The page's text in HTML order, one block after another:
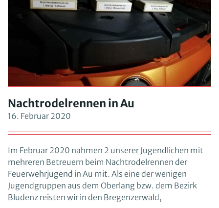
Nachtrodelrennen in Au
16. Februar 2020
Im Februar 2020 nahmen 2 unserer Jugendlichen mit
mehreren Betreuern beim Nachtrodelrennen der
Feuerwehrjugend in Au mit. Als eine der wenigen
Jugendgruppen aus dem Oberlang bzw. dem Bezirk
Bludenz reisten wir in den Bregenzerwald,